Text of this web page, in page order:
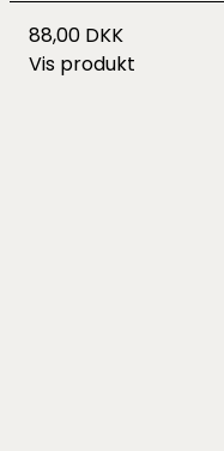
88,00 DKK
Vis produkt